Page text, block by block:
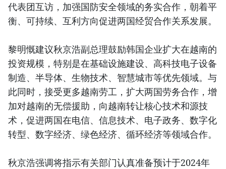
代表团互访，加强国防安全领域的务实合作，朝着平
衡、可持续、互利方向促进两国经贸合作关系发展。
黎明慨建议秋京浩副总理鼓励韩国企业扩大在越南的
投资规模，特别是在基础设施建设、高科技电子设备
制造、半导体、生物技术、智慧城市等优先领域。与
此同时，接受更多越南劳工，扩大两国劳务合作，增
加对越南的无偿援助，向越南转让核心技术和源技
术，促进两国在电信、信息技术、电子政务、数字化
转型、数字经济、绿色经济、循环经济等领域合作。
秋京浩强调将指示有关部门认真准备预计于2024年